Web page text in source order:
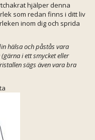
hjälper denna
som redan finns i ditt liv
inom dig och sprida
hälsa och påstås vara
i ett smycket eller
sägs även vara bra